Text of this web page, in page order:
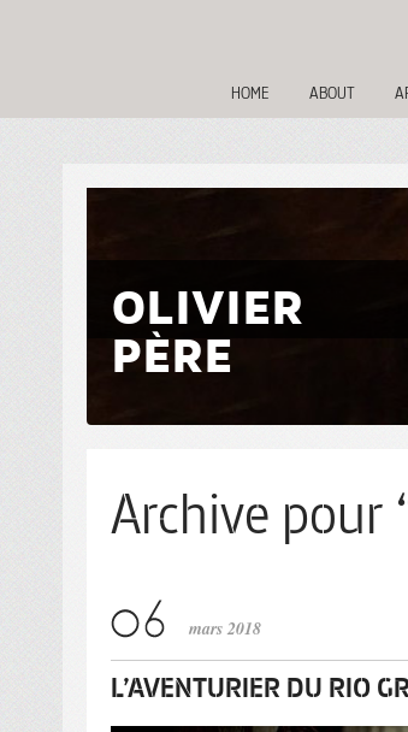
HOME ABOUT
OLIVIER
PÈRE
Archive pour
mars 2018
L’AVENTURIER DU RIO